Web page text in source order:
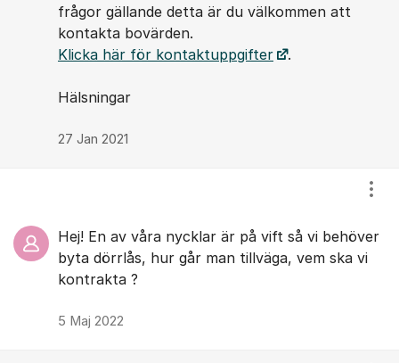
frågor gällande detta är du välkommen att
kontakta bovärden.
Klicka här för kontaktuppgifter
.
Hälsningar
27 Jan 2021
Hej! En av våra nycklar är på vift så vi behöver
byta dörrlås, hur går man tillväga, vem ska vi
kontrakta ?
5 Maj 2022